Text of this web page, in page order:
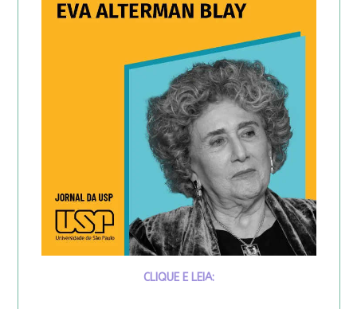
CLIQUE E LEIA: